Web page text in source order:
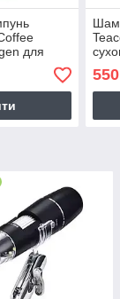
для
мл
550